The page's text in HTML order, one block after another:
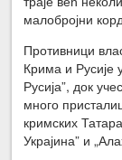
малобројни
Противници
Крима и Русије
Русија”, док
много
кримских
Украјина” и